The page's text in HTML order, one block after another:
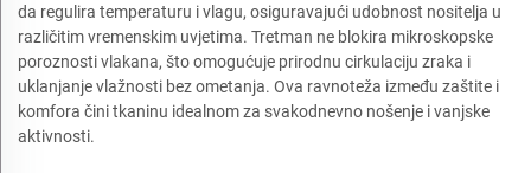
da regulira temperaturu i vlagu, osiguravajući udobnost nositelja u
različitim vremenskim uvjetima. Tretman ne blokira mikroskopske
poroznosti vlakana, što omogućuje prirodnu cirkulaciju zraka i
uklanjanje vlažnosti bez ometanja. Ova ravnoteža između zaštite i
komfora čini tkaninu idealnom za svakodnevno nošenje i vanjske
aktivnosti.